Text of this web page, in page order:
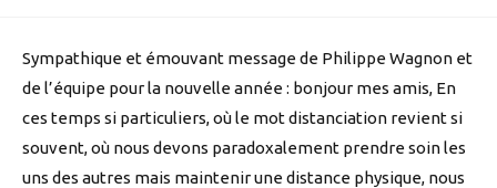
Sympathique et émouvant message de Philippe Wagnon et
de l’équipe pour la nouvelle année : bonjour mes amis, En
ces temps si particuliers, où le mot distanciation revient si
souvent, où nous devons paradoxalement prendre soin les
uns des autres mais maintenir une distance physique, nous